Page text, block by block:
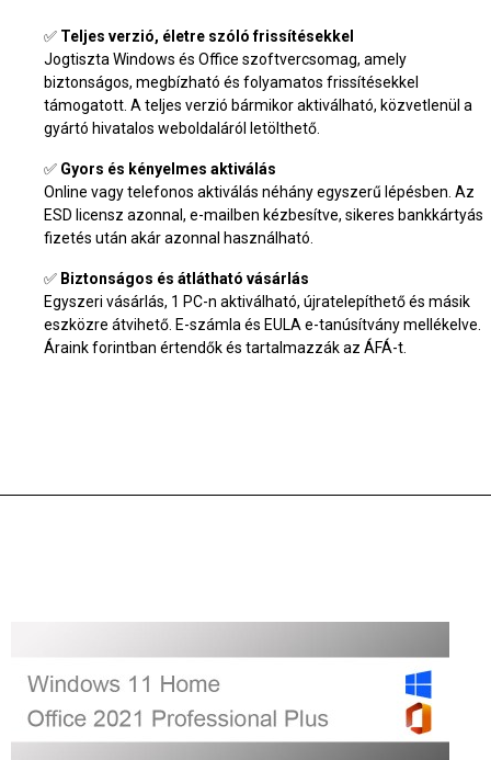
✅ Teljes verzió, életre szóló frissítésekkel
Jogtiszta Windows és Office szoftvercsomag, amely
biztonságos, megbízható és folyamatos frissítésekkel
támogatott. A teljes verzió bármikor aktiválható, közvetlenül a
gyártó hivatalos weboldaláról letölthető.
✅ Gyors és kényelmes aktiválás
Online vagy telefonos aktiválás néhány egyszerű lépésben. Az
ESD licensz azonnal, e-mailben kézbesítve, sikeres bankkártyás
fizetés után akár azonnal használható.
✅ Biztonságos és átlátható vásárlás
Egyszeri vásárlás, 1 PC-n aktiválható, újratelepíthető és másik
eszközre átvihető. E-számla és EULA e-tanúsítvány mellékelve.
Áraink forintban értendők és tartalmazzák az ÁFÁ-t.